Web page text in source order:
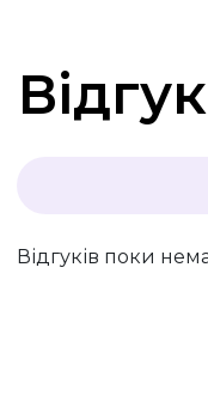
Відгуків поки